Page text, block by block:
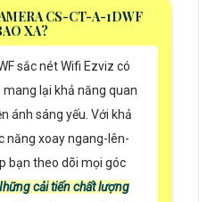
CS-CT-A-1DWF
XA?
sắc nét Wifi Ezviz có
lại khả năng quan
ánh sáng yếu. Với khả
năng xoay ngang-lên-
bạn theo dõi mọi góc
cải tiến chất lượng